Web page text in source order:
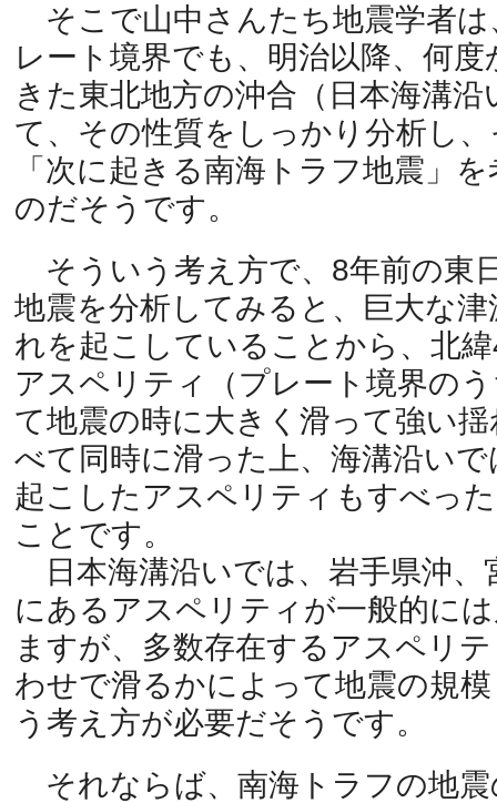
そこで山中さんたち地震学者は
レート境界でも、明治以降、何
きた東北地方の沖合（日本海溝
て、その性質をしっかり分析し
「次に起きる南海トラフ地震」
のだそうです。
そういう考え方で、8年前の東
地震を分析してみると、巨大な
れを起こしていることから、北
アスペリティ（プレート境界の
て地震の時に大きく滑って強い
べて同時に滑った上、海溝沿い
起こしたアスペリティもすべっ
ことです。
日本海溝沿いでは、岩手県沖、
にあるアスペリティが一般的に
ますが、多数存在するアスペリ
わせで滑るかによって地震の規
う考え方が必要だそうです。
それならば、南海トラフの地